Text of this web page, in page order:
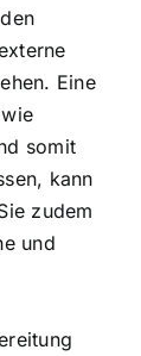
Eine
somit
kann
zudem
und